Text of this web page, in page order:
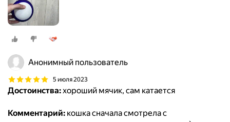
Анонимный пользователь
5 июля 2023
Достоинства:хороший мячик, сам катается
Комментарий: кошка сначала смотрела с